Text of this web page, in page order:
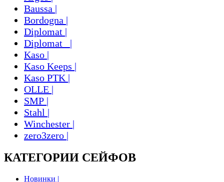
Baussa |
Bordogna |
Diplomat |
Diplomat_ |
Kaso |
Kaso Keeps |
Kaso PTK |
OLLE |
SMP |
Stahl |
Winchester |
zero3zero |
КАТЕГОРИИ СЕЙФОВ
Новинки |